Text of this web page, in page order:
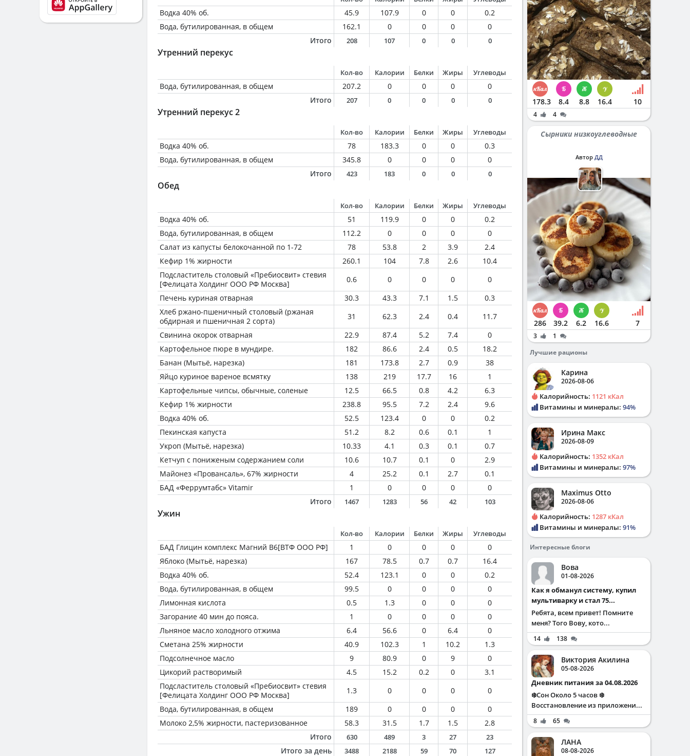
Водка 40% об. 45.9 107.9 0 0
0.2
Вода, бутилированная, в общем
162.1 0 0 0
0
Итого
208 107 0 0 0
Утренний перекус
Кол-во Калории Белки Жиры Углеводы
Вода, бутилированная, в общем 207.2 0 0 0
0
Итого
207 0 0 0 0
Утренний перекус 2
Кол-во Калории Белки Жиры Углеводы
Водка 40% об. 78 183.3 0 0
0.3
Вода, бутилированная, в общем
345.8 0 0 0
0
Итого
423 183 0 0 0
Обед
Кол-во Калории Белки Жиры Углеводы
Водка 40% об. 51 119.9 0 0
0.2
Вода, бутилированная, в общем
112.2 0 0 0
0
Салат из капусты белокочанной по 1-72
78 53.8 2 3.9
2.4
Кефир 1% жирности
260.1 104 7.8 2.6
10.4
Подсластитель столовый «Пребиосвит» стевия
[Фелицата Холдинг ООО РФ Москва]
0.6 0 0 0
0
Печень куриная отварная
30.3 43.3 7.1 1.5
0.3
Хлеб ржано-пшеничный столовый (ржаная
обдирная и пшеничная 2 сорта)
31 62.3 2.4 0.4
11.7
Свинина окорок отварная
22.9 87.4 5.2 7.4
0
Картофельное пюре в мундире.
182 86.6 2.4 0.5
18.2
Банан (Мытьё, нарезка)
181 173.8 2.7 0.9
38
Яйцо куриное вареное всмятку
138 219 17.7 16
1
Картофельные чипсы, обычные, соленые
12.5 66.5 0.8 4.2
6.3
Кефир 1% жирности
238.8 95.5 7.2 2.4
9.6
Водка 40% об.
52.5 123.4 0 0
0.2
Пекинская капуста
51.2 8.2 0.6 0.1
1
Укроп (Мытьё, нарезка)
10.33 4.1 0.3 0.1
0.7
Кетчуп с пониженым содержанием соли
10.6 10.7 0.1 0
2.9
Майонез «Провансаль», 67% жирности
4 25.2 0.1 2.7
0.1
БАД «Феррумтабс» Vitamir
1 0 0 0
0
Итого
1467 1283 56 42 103
Ужин
Кол-во Калории Белки Жиры Углеводы
БАД Глицин комплекс Магний B6[ВТФ ООО РФ] 1 0 0 0
0
Яблоко (Мытьё, нарезка)
167 78.5 0.7 0.7
16.4
Водка 40% об.
52.4 123.1 0 0
0.2
Вода, бутилированная, в общем
99.5 0 0 0
0
Лимонная кислота
0.5 1.3 0 0
0
Загорание 40 мин до пояса.
1 0 0 0
0
Льняное масло холодного отжима
6.4 56.6 0 6.4
0
Сметана 25% жирности
40.9 102.3 1 10.2
1.3
Подсолнечное масло
9 80.9 0 9
0
Цикорий растворимый
4.5 15.2 0.2 0
3.1
Подсластитель столовый «Пребиосвит» стевия
[Фелицата Холдинг ООО РФ Москва]
1.3 0 0 0
0
Вода, бутилированная, в общем
189 0 0 0
0
Молоко 2,5% жирности, пастеризованное
58.3 31.5 1.7 1.5
2.8
Итого
630 489 3 27 23
Итого за день 3488 2188 59 70 127
178.3 8.4 8.8 16.4 10
4 4
Сырники низкоуглеводные
Автор ДД
286 39.2 6.2 16.6 7
3
1
Лучшие рационы
Карина
2026-08-06
Калорийность: 1121 кКал
Витамины и минералы: 94%
Ирина Макс
2026-08-09
Калорийность: 1352 кКал
Витамины и минералы: 97%
Maximus Otto
2026-08-06
Калорийность: 1287 кКал
Витамины и минералы: 91%
Интересные блоги
Вова
01-08-2026
Как я обманул систему, купил
мультиварку и стал 75...
Ребята, всем привет! Помните
меня? Того Вову, кото...
14 138
Виктория Акилина
05-08-2026
Дневник питания за 04.08.2026
❄️Сон Около 5 часов ❄️
Восстановление из приложени...
8 65
ЛАНА
08-08-2026